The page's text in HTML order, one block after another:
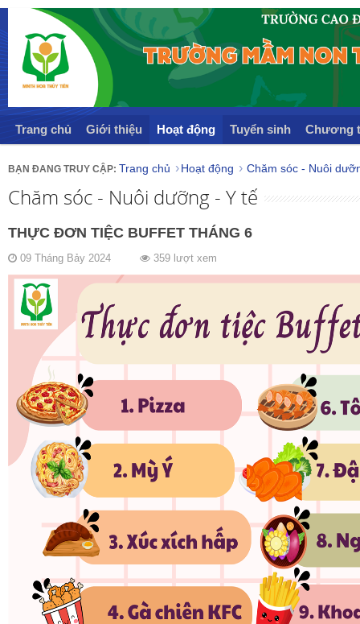
Trang chủ Giới thiệu Hoạt động Tuyển sinh Chương
Trang chủ Hoạt động Chăm sóc - Nuôi
Chăm sóc - Nuôi dưỡng - Y tế
THỰC ĐƠN TIỆC BUFFET THÁNG 6
09 Tháng Bảy 2024 359 lượt xem